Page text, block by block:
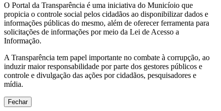
O Portal da Transparência é uma iniciativa do Municíoio que
propicia o controle social pelos cidadãos ao disponibilizar dados e
informações públicas do mesmo, além de oferecer ferramenta para
solicitações de informações por meio da Lei de Acesso a
Informação.
A Transparência tem papel importante no combate à corrupção, ao
induzir maior responsabilidade por parte dos gestores públicos e
controle e divulgação das ações por cidadãos, pesquisadores e
mídia.
Fechar